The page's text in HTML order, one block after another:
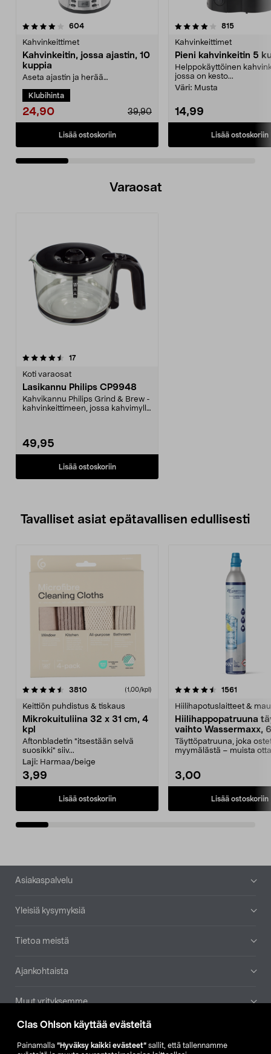
Clas Ohlson käyttää evästeitä
Painamalla ”Hyväksy kaikki evästeet” sallit, että tallennamme
604arvostelut
Kahvinkeittimet
Kahvinkeitin, jossa ajastin, 10
kuppia
Aseta ajastin ja herää
Kahvinkeitin – 10 kuppia, ...
Klubihinta
24,90 39,90
Lisää ostoskoriin
4.0 viidestä
815arvostelut
Kahvinkeittimet
Pieni kahvinkeitin 5
Helppokäyttöinen
jossa on kesto...
Väri: Musta
14,99
Lisää ostoskoriin
4.5 viidestä
Varaosat
17arvostelut
Koti varaosat
Lasikannu Philips CP9948
Kahvikannu Philips Grind & Brew -
kahvinkeittimeen, jossa kahvimylly.
49,95
Lisää ostoskoriin
Tavalliset asiat epätavallisen edullisesti
3810arvostelut (1,00/kpl)
Keittiön puhdistus & tiskaus
Mikrokuituliina 32 x 31 cm, 4
kpl
Aftonbladetin "itsestään selvä
suosikki" siiv...
Laji: Harmaa/beige
3,99
Lisää ostoskoriin
4.5viidestä
1561
Hiilihapotuslaitteet &
Hiilihappopatruuna
vaihto Wassermaxx,
Täyttöpatruuna, joka
myymälästä – muista
3,00
Lisää ostoskoriin
4.5viidestä
Alatunniste
Asiakaspalvelu
Yleisiä kysymyksiä
Tietoa meistä
Ajankohtaista
Muut yrityksemme
Etsi myymälä